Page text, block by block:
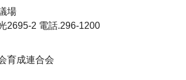
場
2695-2 電話.296-1200
育成連合会